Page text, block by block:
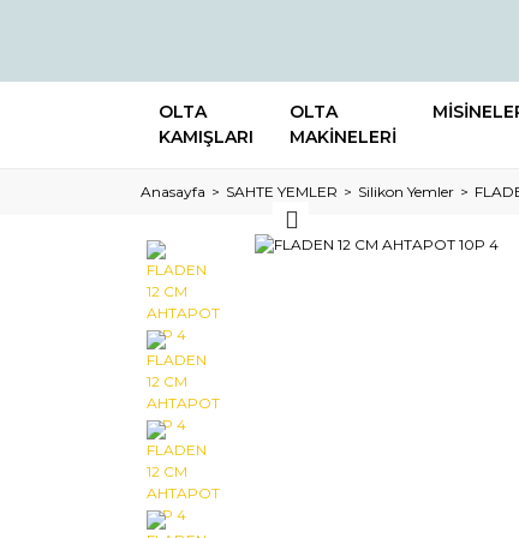
OLTA
KAMIŞLARI
OLTA
MAKİNELERİ
Anasayfa SAHTE YEMLER Silikon Yemler